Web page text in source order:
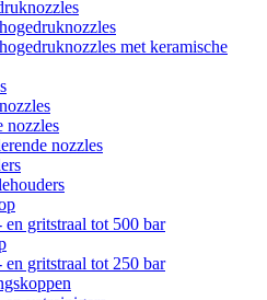
met keramische
nozzles
nozzles
en gritstraal tot 500 bar
en gritstraal tot 250 bar